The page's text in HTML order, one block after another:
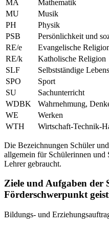
MA
Mathematik
MU
Musik
PH
Physik
PSB
Persönlichkeit und
RE/e
Evangelische
RE/k
Katholische Religion
SLF
Selbstständige
SPO
Sport
SU
Sachunterricht
WDBK
Wahrnehmung,
WE
Werken
WTH
Wirtschaft-Technik-
Die Bezeichnungen Schüler
allgemein für Schülerinnen und
Lehrer gebraucht.
Ziele und Aufgaben der
Förderschwerpunkt
Bildungs- und